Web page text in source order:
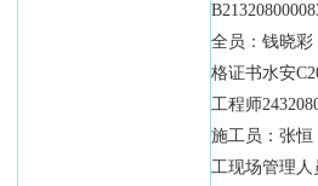
全员：钱晓
格证书水安
工程师
施工员：张
工现场管理